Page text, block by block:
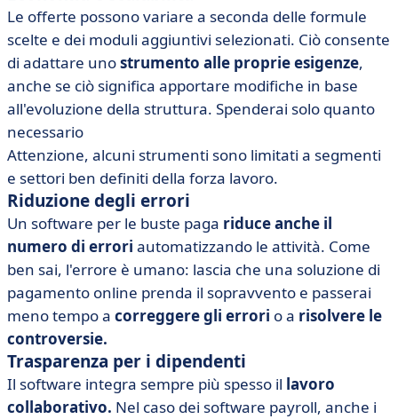
Le offerte possono variare a seconda delle formule
scelte e dei moduli aggiuntivi selezionati. Ciò consente
di adattare unostrumento alle proprie esigenze,
anche se ciò significa apportare modifiche in base
all'evoluzione della struttura. Spenderai solo quanto
necessario
Attenzione, alcuni strumenti sono limitati a segmenti
e settori ben definiti della forza lavoro.
Riduzione degli errori
Un software per le buste paga riduce anche il
numero di errori automatizzando le attività. Come
ben sai, l'errore è umano: lascia che una soluzione di
pagamento online prenda il sopravvento e passerai
meno tempo a correggere gli errori o a risolvere le
controversie.
Trasparenza per i dipendenti
Il software integra sempre più spesso il lavoro
collaborativo. Nel caso dei software payroll, anche i